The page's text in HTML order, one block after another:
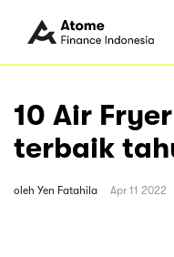
10 Air
terbaik
oleh Yen Fatahila Apr 11 2022